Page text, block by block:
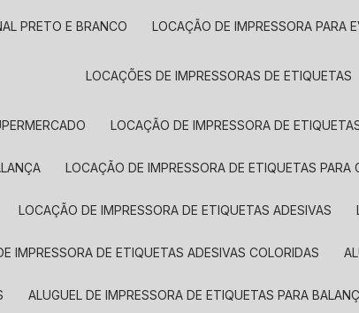
PRETO E BRANCO LOCAÇÃO DE IMPRESSORA PARA
LOCAÇÕES DE IMPRESSORAS DE ETIQUETAS
LOCAÇÃO DE IMPRESSORA DE
LOCAÇÃO DE IMPRESSORA DE ETIQUETAS PARA
LOCAÇÃO DE IMPRESSORA DE ETIQUETAS ADESIVAS
IMPRESSORA DE ETIQUETAS ADESIVAS COLORIDAS
ALUGUEL DE IMPRESSORA DE ETIQUETAS PARA